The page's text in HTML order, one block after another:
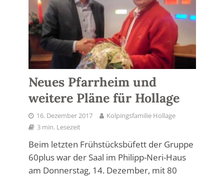
Neues Pfarrheim und
weitere Pläne für Hollage
16. Dezember 2017
Kolpingsfamilie Hollage
3 min. Lesezeit
Beim letzten Frühstücksbüfett der Gruppe
60plus war der Saal im Philipp-Neri-Haus
am Donnerstag, 14. Dezember, mit 80